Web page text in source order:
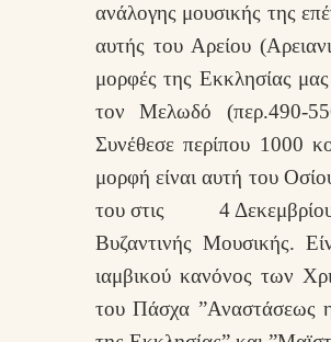
ανάλογης μουσικής της
αυτής του Αρείου
μορφές της Εκκλησίας
τον Μελωδό (περ.490-
Συνέθεσε περίπου 1000
μορφή είναι αυτή του
του στις 4 Δεκεμβρίου.
Βυζαντινής Μουσικής.
ιαμβικού κανόνος των
του Πάσχα ”Αναστάσεως